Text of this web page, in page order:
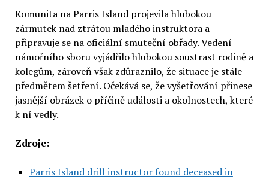
Komunita na Parris Island projevila hlubokou
zármutek nad ztrátou mladého instruktora a
připravuje se na oficiální smuteční obřady. Vedení
námořního sboru vyjádřilo hlubokou soustrast rodině a
kolegům, zároveň však zdůraznilo, že situace je stále
předmětem šetření. Očekává se, že vyšetřování přinese
jasnější obrázek o příčině události a okolnostech, které
k ní vedly.
Zdroje:
Parris Island drill instructor found deceased in